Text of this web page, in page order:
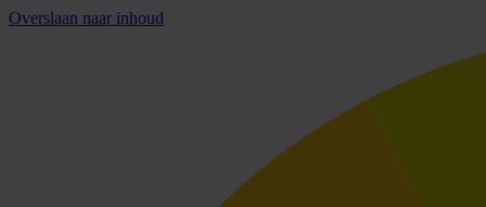
Overslaan naar inhoud